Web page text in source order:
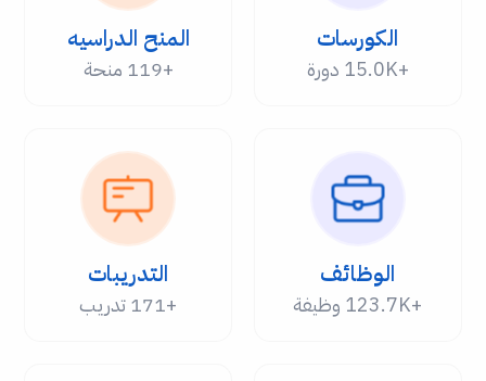
الكورسات
+15.0K دورة
المنح الدراسيه
+119 منحة
الوظائف
+123.7K وظيفة
التدريبات
+171 تدريب